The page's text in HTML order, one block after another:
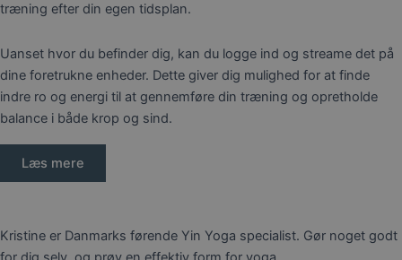
træning efter din egen tidsplan.
Uanset hvor du befinder dig, kan du logge ind og streame det på
dine foretrukne enheder. Dette giver dig mulighed for at finde
indre ro og energi til at gennemføre din træning og opretholde
balance i både krop og sind.
Læs mere
Kristine er Danmarks førende Yin Yoga specialist. Gør noget godt